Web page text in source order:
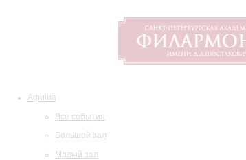
Афиша
Все события
Большой зал
Малый зал